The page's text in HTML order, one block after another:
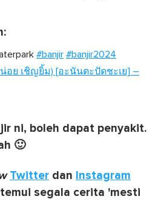
#banjir #banjir2024
อย เชิญยิ้ม) [อะนันตะปัดชะเย] –
ni, boleh dapat penyakit.
🙂
Twitter dan Instagram
segala cerita 'mesti